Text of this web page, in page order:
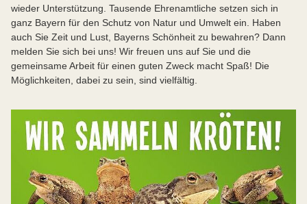
wieder Unterstützung. Tausende Ehrenamtliche setzen sich in
ganz Bayern für den Schutz von Natur und Umwelt ein. Haben
auch Sie Zeit und Lust, Bayerns Schönheit zu bewahren? Dann
melden Sie sich bei uns! Wir freuen uns auf Sie und die
gemeinsame Arbeit für einen guten Zweck macht Spaß! Die
Möglichkeiten, dabei zu sein, sind vielfältig.